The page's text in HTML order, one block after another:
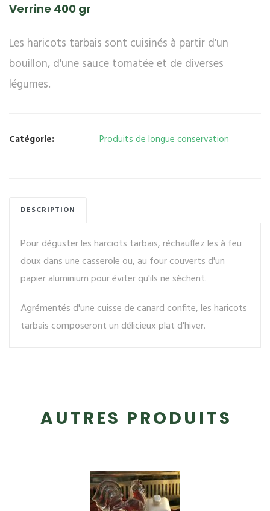
Verrine 400 gr
Les haricots tarbais sont cuisinés à partir d'un
bouillon, d'une sauce tomatée et de diverses
légumes.
Catégorie: Produits de longue conservation
DESCRIPTION
Pour déguster les harciots tarbais, réchauffez les à feu
doux dans une casserole ou, au four couverts d'un
papier aluminium pour éviter qu'ils ne sèchent.
Agrémentés d'une cuisse de canard confite, les haricots
tarbais composeront un délicieux plat d'hiver.
AUTRES PRODUITS